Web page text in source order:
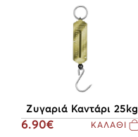
Ζυγαριά Καντάρι 25kg
6.90€ ΚΑΛΑΘΙ